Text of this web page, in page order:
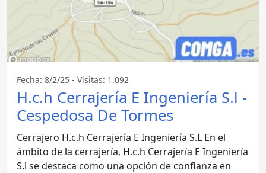
Fecha: 8/2/25 - Visitas: 1.092
H.c.h Cerrajería E Ingeniería S.l -
Cespedosa De Tormes
Cerrajero H.c.h Cerrajería E Ingeniería S.L En el
ámbito de la cerrajería, H.c.h Cerrajería E Ingeniería
S.l se destaca como una opción de confianza en